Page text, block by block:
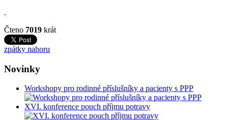
.
Čteno 7019 krát
zpátky nahoru
Novinky
Workshopy pro rodinné příslušníky a pacienty s PPP
XVI. konference pouch příjmu potravy